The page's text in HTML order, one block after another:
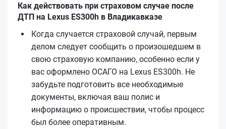
Как действовать при страховом случае после
ДТП на Lexus ES300h в Владикавказе
Когда случается страховой случай, первым
делом следует сообщить о произошедшем в
свою страховую компанию, особенно если у
вас оформлено ОСАГО на Lexus ES300h. Не
забудьте подготовить все необходимые
документы, включая ваш полис и
информацию о происшествии, чтобы процесс
был более оперативным.